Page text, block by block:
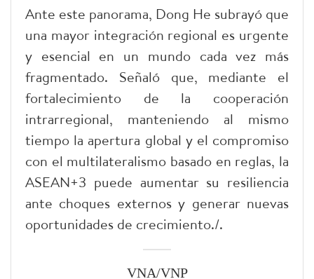
Ante este panorama, Dong He subrayó que
una mayor integración regional es urgente
y esencial en un mundo cada vez más
fragmentado. Señaló que, mediante el
fortalecimiento de la cooperación
intrarregional, manteniendo al mismo
tiempo la apertura global y el compromiso
con el multilateralismo basado en reglas, la
ASEAN+3 puede aumentar su resiliencia
ante choques externos y generar nuevas
oportunidades de crecimiento./.
VNA/VNP